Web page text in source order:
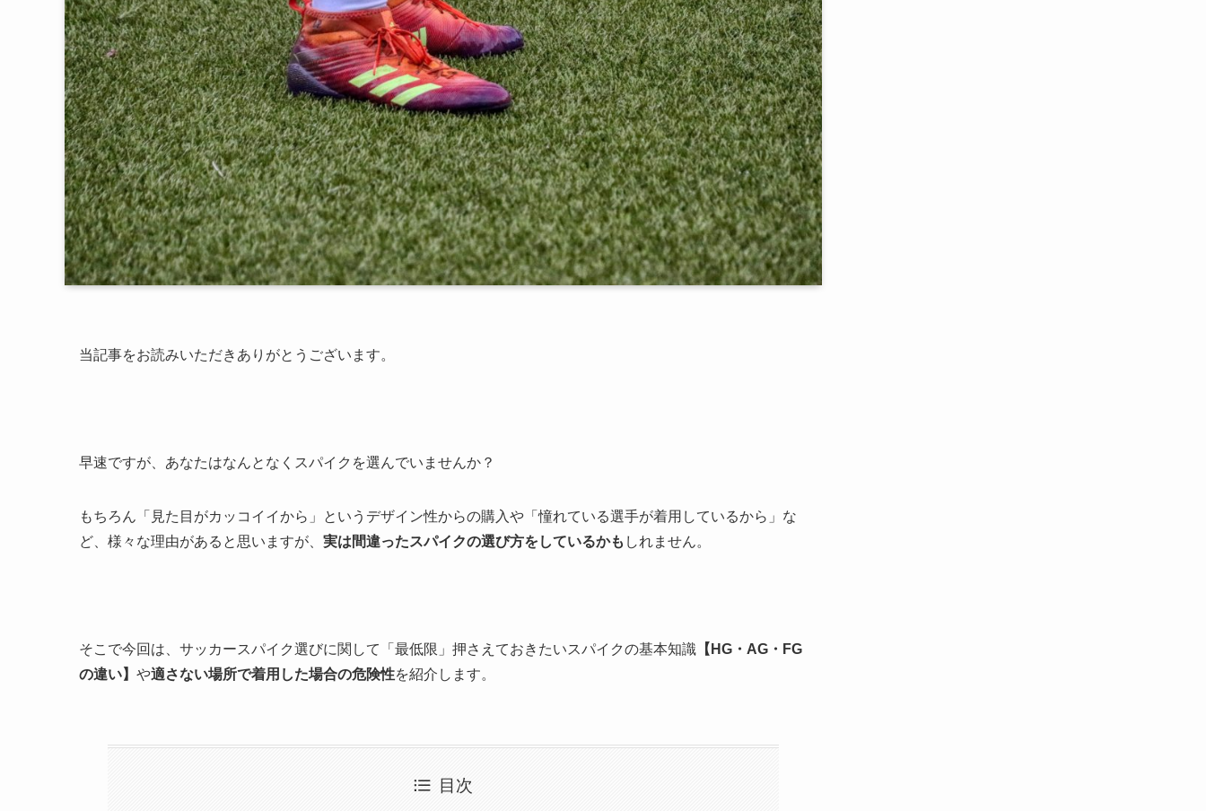
当記事をお読みいただきありがとうございます。
早速ですが、あなたはなんとなくスパイクを選んでいませんか？
もちろん「見た目がカッコイイから」というデザイン性からの購入や「憧れている選手が着用しているから」な
ど、様々な理由があると思いますが、 実は間違ったスパイクの選び方をしているかも しれません。
そこで今回は、サッカースパイク選びに関して「最低限」押さえておきたいスパイクの基本知識 【HG・AG・FG
の違い】 や適さない場所で着用した場合の危険性を紹介します。
目次